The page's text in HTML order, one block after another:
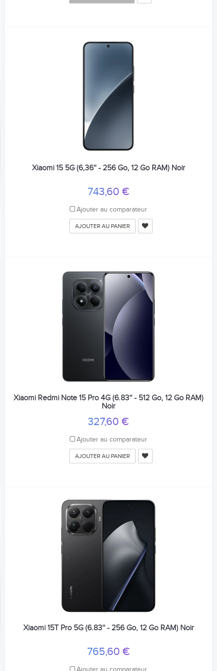
Xiaomi 15 5G (6,36'' - 256 Go, 12 Go RAM) Noir
743,60 €
Ajouter au comparateur
AJOUTER AU PANIER
Xiaomi Redmi Note 15 Pro 4G (6.83'' - 512 Go, 12 Go RAM)
Noir
327,60 €
Ajouter au comparateur
AJOUTER AU PANIER
Xiaomi 15T Pro 5G (6.83'' - 256 Go, 12 Go RAM) Noir
765,60 €